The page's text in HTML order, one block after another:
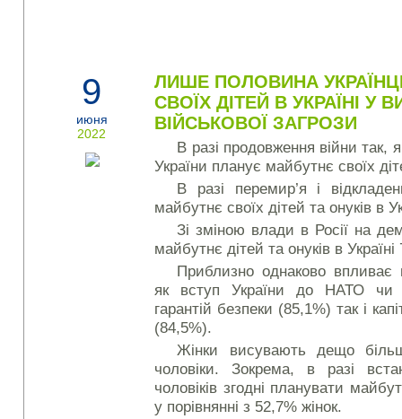
9
июня
2022
ЛИШЕ ПОЛОВИНА
СВОЇХ ДІТЕЙ В УКРАЇНІ У
ВІЙСЬКОВОЇ ЗАГРОЗИ
В разі продовження війни так,
України планує майбутнє своїх
В разі перемир’я і
майбутнє своїх дітей та онуків в
Зі зміною влади в Росії на
майбутнє дітей та онуків в
Приблизно однаково впливає
як вступ України до НАТО чи
гарантій безпеки (85,1%) так і
(84,5%).
Жінки висувають дещо
чоловіки. Зокрема, в разі
чоловіків згодні планувати
у порівнянні з 52,7% жінок.